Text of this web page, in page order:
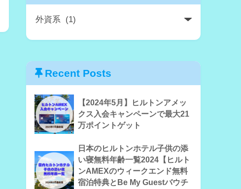
Recent Posts
【2024年5月】ヒルトンアメッ
クス入会キャンペーンで最大21
万ポイントゲット
日本のヒルトンホテル子供の添
い寝無料年齢一覧2024【ヒルト
ンAMEXのウィークエンド無料
宿泊特典とBe My Guestバウチ